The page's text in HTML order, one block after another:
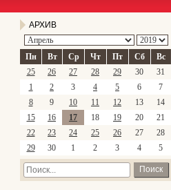
АРХИВ
Пн Вт Ср Чт Пт Сб
Вс
25
26 27 28 29 30
31
1
2 3 4 5 6
7
8
9 10 11 12 13
14
15
16 17 18 19 20
21
22
23 24 25 26 27
28
29
30 1 2 3 4 5
Поиск